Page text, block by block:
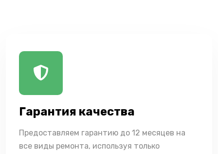
Гарантия качества
Предоставляем гарантию до 12 месяцев на
все виды ремонта, используя только